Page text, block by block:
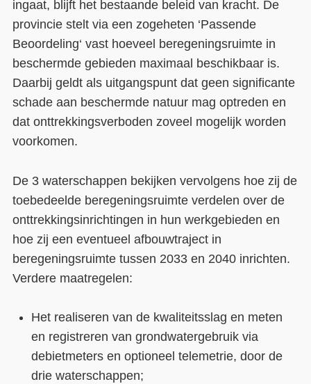
ingaat, blijft het bestaande beleid van kracht. De
provincie stelt via een zogeheten ‘Passende
Beoordeling‘ vast hoeveel beregeningsruimte in
beschermde gebieden maximaal beschikbaar is.
Daarbij geldt als uitgangspunt dat geen significante
schade aan beschermde natuur mag optreden en
dat onttrekkingsverboden zoveel mogelijk worden
voorkomen.
De 3 waterschappen bekijken vervolgens hoe zij de
toebedeelde beregeningsruimte verdelen over de
onttrekkingsinrichtingen in hun werkgebieden en
hoe zij een eventueel afbouwtraject in
beregeningsruimte tussen 2033 en 2040 inrichten.
Verdere maatregelen:
Het realiseren van de kwaliteitsslag en meten
en registreren van grondwatergebruik via
debietmeters en optioneel telemetrie, door de
drie waterschappen;